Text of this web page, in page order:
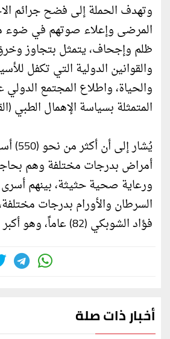
وتهدف الحملة إلى فضح جرائم
المرضى وإعلاء صوتهم في ضوء
ظلم وإجحاف، يتمثل بتجاوز
والقوانين الدولية التي تكفل
والحياة، واطلاع المجتمع الدولي
المتمثلة بسياسة الإهمال الطبي
يُشار
أمراض بدرجات مختلفة وهم
ورعاية صحية حثيثة، بينهم
السرطان والأورام بدرجات
فؤاد الشوبكي (82) عاماً، وهو أكبر الأسرى سنّا.
أخبار ذات صلة